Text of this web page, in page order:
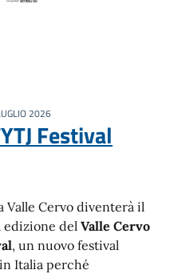
2026
Festival
Valle Cervo diventerà il
edizione del Valle Cervo
, un nuovo festival
Italia perché